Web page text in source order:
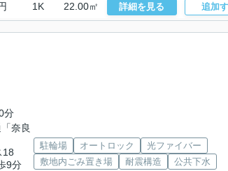
1K 22.00㎡ 詳細を見る 追加
分
奈良
18
9分
駐輪場 オートロック
光ファイバー
敷地内ごみ置き場
耐震構造 公共下水